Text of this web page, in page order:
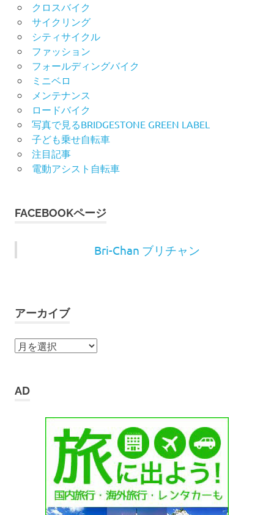
クロスバイク
サイクリング
シティサイクル
ファッション
フォールディングバイク
ミニベロ
メンテナンス
ロードバイク
写真で見るBRIDGESTONE GREEN LABEL
子ども乗せ自転車
注目記事
電動アシスト自転車
FACEBOOKページ
Bri-Chan ブリチャン
アーカイブ
ア
イ
AD